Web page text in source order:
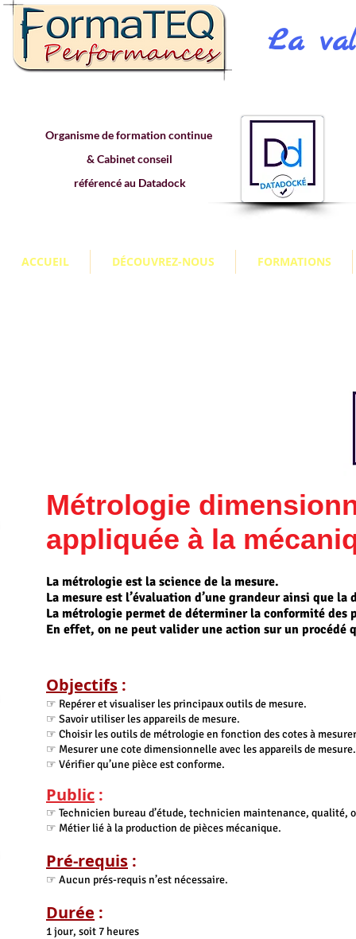
Organisme de formation continue
& Cabinet conseil
référencé au Datadock
La
ACCUEIL DÉCOUVREZ-NOUS FORMATIONS
Métrologie
appliquée à la
La métrologie est la science de la mesure.
La mesure est l’évaluation d’une grandeur ainsi que
La métrologie permet de déterminer la conformité
En effet, on ne peut valider une action sur un
Objectifs :
☞ Repérer et visualiser les principaux outils de mesure.
☞ Savoir utiliser les appareils de mesure.
☞ Choisir les outils de métrologie en fonction des cotes à
☞ Mesurer une cote dimensionnelle avec les appareils de mesure.
☞ Vérifier qu’une pièce est conforme.
Public :
☞ Technicien bureau d’étude, technicien maintenance,
☞ Métier lié à la production de pièces mécanique.
Pré-requis :
☞ Aucun prés-requis n’est nécessaire.
Durée :
1 jour, soit 7 heures